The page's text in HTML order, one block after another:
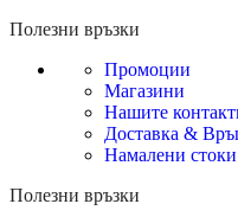
Полезни връзки
Промоции
Магазини
Нашите
Доставка &
Намалени стоки
Полезни връзки